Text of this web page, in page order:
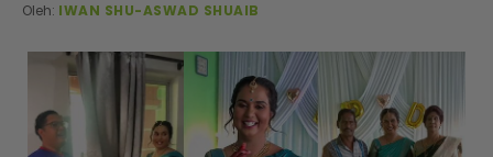
Oleh: IWAN SHU-ASWAD SHUAIB